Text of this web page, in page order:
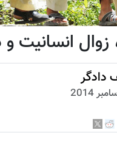
زوال انسانیت و
دادگر